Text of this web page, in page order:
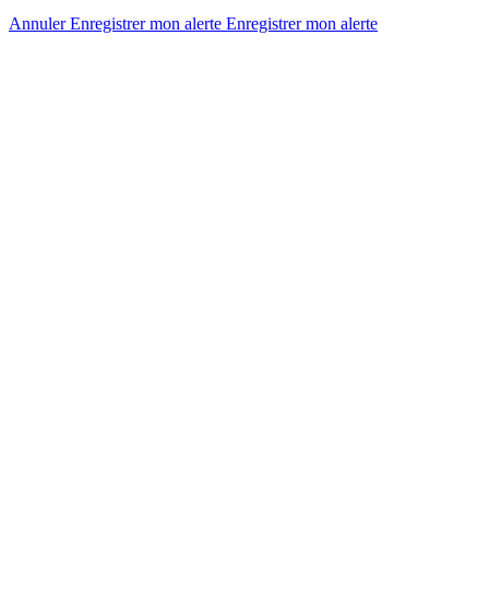
AnnulerEnregistrer mon alerte Enregistrermon alerte